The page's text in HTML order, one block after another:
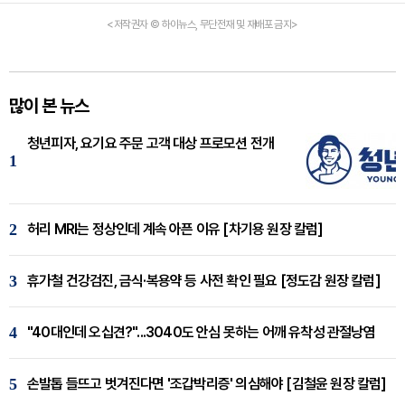
<저작권자 © 하이뉴스, 무단전재 및 재배포 금지>
많이 본 뉴스
1
청년피자, 요기요 주문 고객 대상 프로모션 전개
2 허리 MRI는 정상인데 계속 아픈 이유 [차기용 원장 칼럼]
3 휴가철 건강검진, 금식·복용약 등 사전 확인 필요 [정도감 원장 칼럼]
4 "40대인데 오십견?"...3040도 안심 못하는 어깨 유착성 관절낭염
5 손발톱 들뜨고 벗겨진다면 '조갑박리증' 의심해야 [김철윤 원장 칼럼]